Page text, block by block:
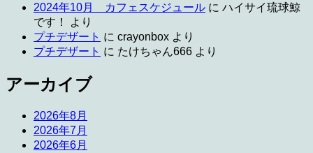
2024年10月 カフェスケジュール に ハイサイ琉球鯨
です！
より
プチデザート に crayonbox より
プチデザート に たけちゃん666 より
アーカイブ
2026年8月
2026年7月
2026年6月